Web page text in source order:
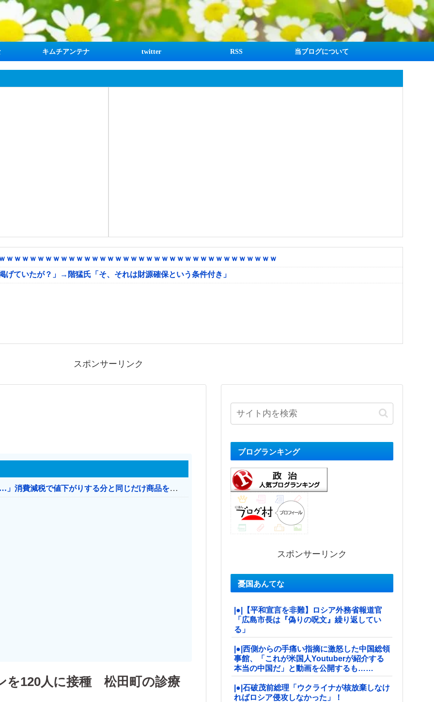
キムチアンテナ twitter RSS 当ブログについて
ｗｗｗｗｗｗｗｗｗｗｗｗｗｗｗｗｗｗｗｗｗｗｗｗｗｗｗｗｗｗｗｗｗｗ
ていたが？」→階猛氏「そ、それは財源確保という条件付き」
スポンサーリンク
【消費税率1％】 「下げるのが筋なんですけど…」消費減税で値下がりする分と同じだけ商品を値上げして店頭価格を変えない店も
を120人に接種 松田町の診療
ブログランキング
スポンサーリンク
憂国あんてな
|●|【平和宣言を非難】ロシア外務省報道官
「広島市長は『偽りの呪文』繰り返してい
る」
|●|西側からの手痛い指摘に激怒した中国総領
事館、「これが米国人Youtuberが紹介する
本当の中国だ」と動画を公開するも……
|●|石破茂前総理「ウクライナが核放棄しなけ
ればロシア侵攻しなかった」！